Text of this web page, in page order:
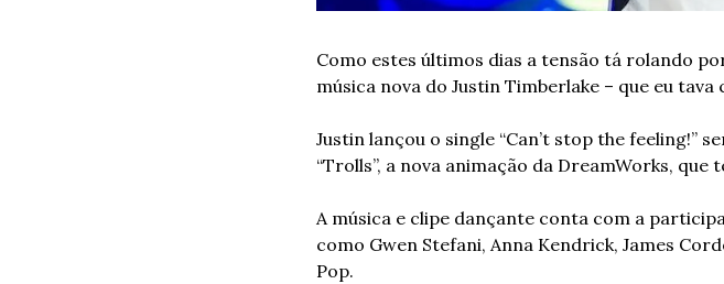
Como estes últimos dias a tensão tá rolando
música nova do Justin Timberlake – que eu
Justin lançou o single “Can’t stop the feeling!”
“Trolls”, a nova animação da DreamWorks,
A música e clipe dançante conta com a
como Gwen Stefani, Anna Kendrick, James
Pop.